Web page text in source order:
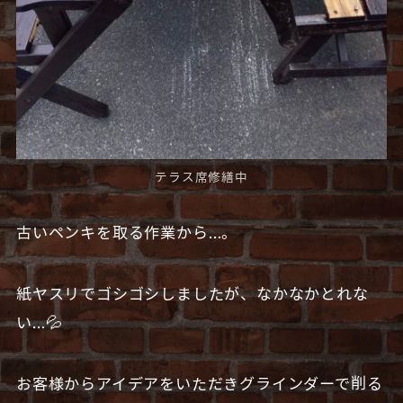
テラス席修繕中
古いペンキを取る作業から…。
紙ヤスリでゴシゴシしましたが、なかなかとれな
い…💦
お客様からアイデアをいただきグラインダーで削る